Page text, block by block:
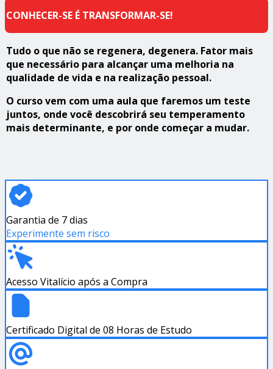
CONHECER-SE É TRANSFORMAR-SE!
Tudo o que não se regenera, degenera. Fator mais
que necessário para alcançar uma melhoria na
qualidade de vida e na realização pessoal.
O curso vem com uma aula que faremos um teste
juntos, onde você descobrirá seu temperamento
mais determinante, e por onde começar a mudar.
Garantia de 7 dias
Experimente sem risco
Acesso Vitalício após a Compra
Certificado Digital de 08 Horas de Estudo